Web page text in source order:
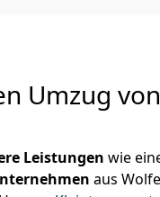
Umzug von
Leistungen wie
aus